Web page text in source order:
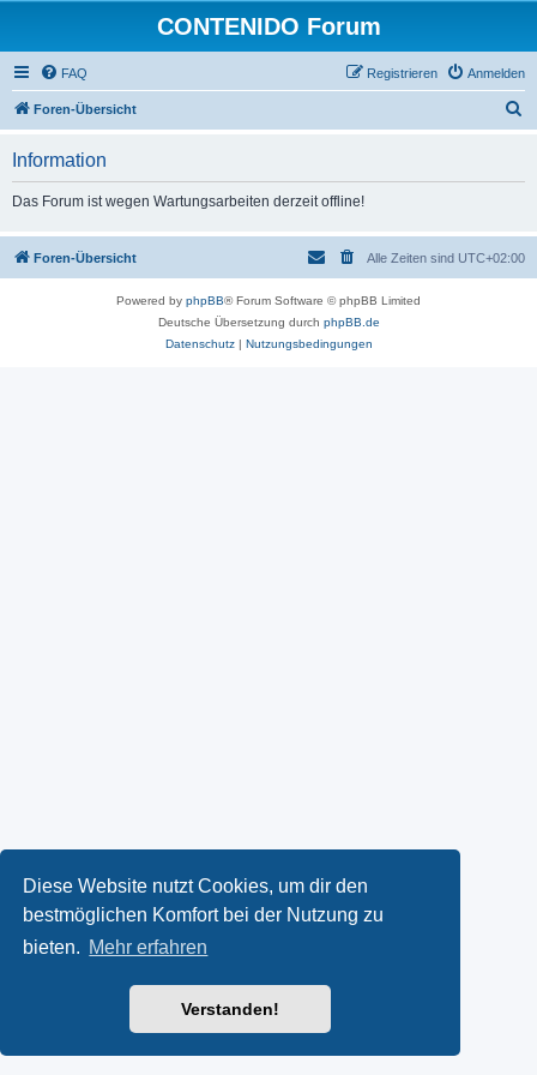
Diese Website nutzt Cookies, um dir den
bestmöglichen Komfort bei der Nutzung zu
bieten. Mehr erfahren
Verstanden!
CONTENIDO Forum
FAQ Anmelden
Registrieren
Foren-Übersicht
Information
Das Forum ist wegen Wartungsarbeiten derzeit offline!
Foren-Übersicht Alle Zeiten sind UTC+02:00
Powered by phpBB® Forum Software © phpBB Limited
Deutsche Übersetzung durch phpBB.de
Datenschutz| Nutzungsbedingungen